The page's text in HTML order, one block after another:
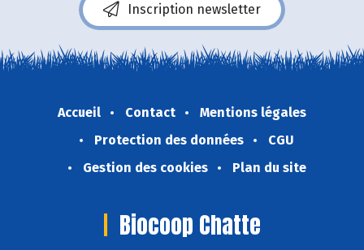
Inscription newsletter
Accueil Contact
Mentions légales
Protection des données
CGU
Gestion des cookies
Plan du site
Biocoop Chatte